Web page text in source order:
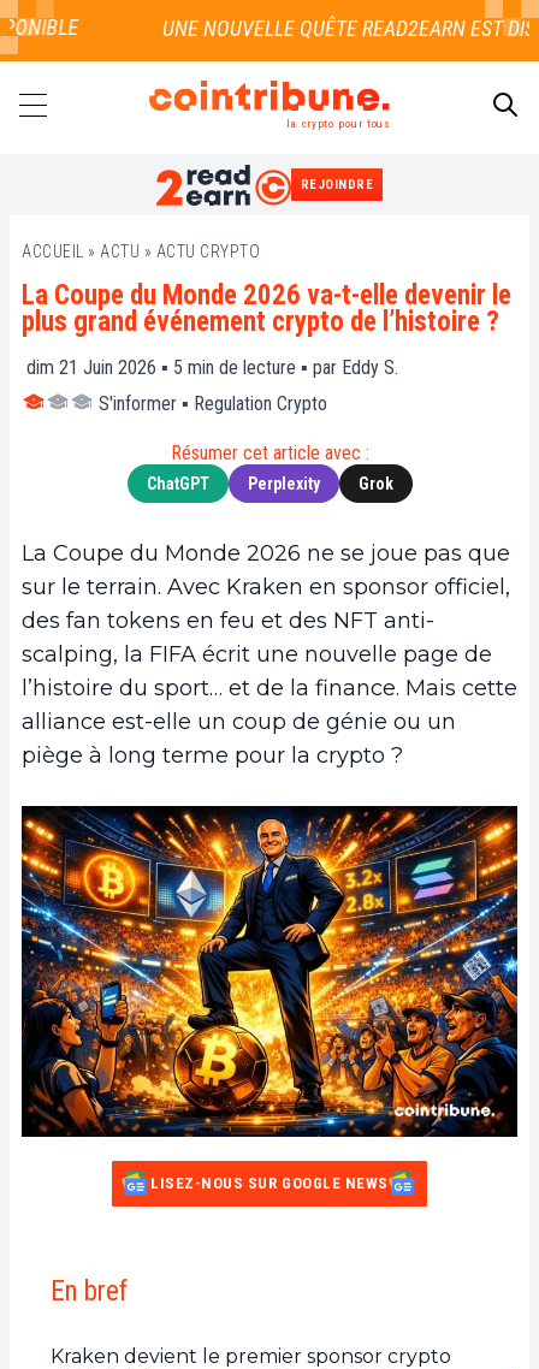
la crypto pour tous
REJOINDRE
ACCUEIL » ACTU » ACTU CRYPTO
La Coupe du Monde 2026 va-t-elle devenir le
plus grand événement crypto de l’histoire ?
dim 21 Juin 2026 ▪ 5 min de lecture ▪ par Eddy S.
S'informer ▪ Regulation Crypto
Résumer cet article avec :
ChatGPT Perplexity Grok
La Coupe du Monde 2026 ne se joue pas que
sur le terrain. Avec Kraken en sponsor officiel,
des fan tokens en feu et des NFT anti-
scalping, la FIFA écrit une nouvelle page de
l’histoire du sport… et de la finance. Mais cette
alliance est-elle un coup de génie ou un
piège à long terme pour la crypto ?
LISEZ-NOUS SUR GOOGLE NEWS
En bref
Kraken devient le premier sponsor crypto